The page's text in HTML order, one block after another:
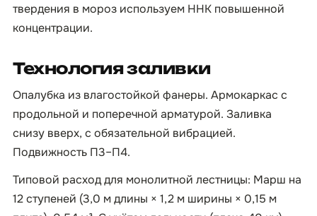
твердения в мороз используем ННК повышенной
концентрации.
Технология заливки
Опалубка из влагостойкой фанеры. Армокаркас с
продольной и поперечной арматурой. Заливка
снизу вверх, с обязательной вибрацией.
Подвижность П3–П4.
Типовой расход для монолитной лестницы: Марш на
12 ступеней (3,0 м длины × 1,2 м ширины × 0,15 м